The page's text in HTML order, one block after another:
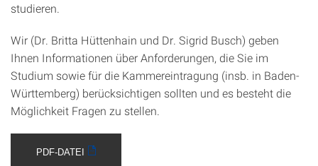
studieren.
Wir (Dr. Britta Hüttenhain und Dr. Sigrid Busch) geben
Ihnen Informationen über Anforderungen, die Sie im
Studium sowie für die Kammereintragung (insb. in Baden-
Württemberg) berücksichtigen sollten und es besteht die
Möglichkeit Fragen zu stellen.
PDF-DATEI